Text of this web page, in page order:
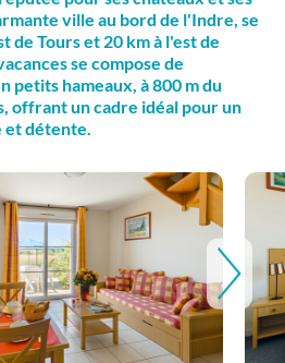
ville au bord de l'Indre, se
de Tours et 20 km à l'est de
se compose de
petits hameaux, à 800 m du
offrant un cadre idéal pour un
et détente.